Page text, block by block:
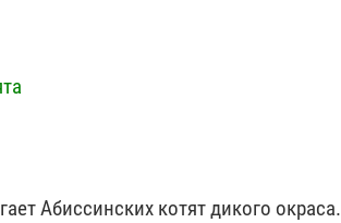
Абиссинских котят дикого окраса.